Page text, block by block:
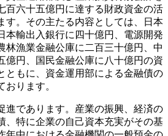
百六十五億円に達する財政資金の活
す。その主たる内容としては、日本
本輸出入銀行に四十億円、電源開発
林漁業金融公庫に二百三十億円、中
億円、国民金融公庫に八十億円の資
ともに、資金運用部による金融債の
おります。
であります。産業の振興、経済の
、特に企業の自己資本充実がその基